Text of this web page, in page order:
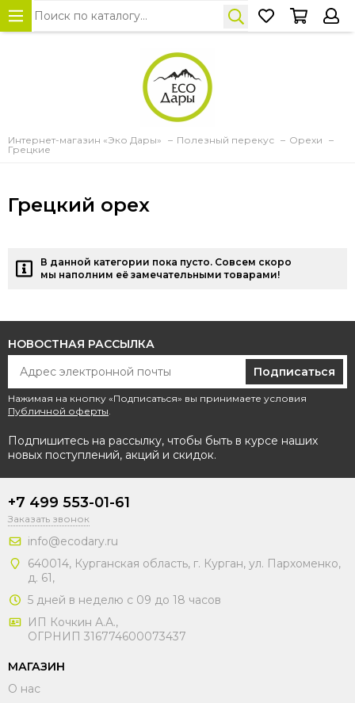
Интернет-магазин «Эко Дары» Полезный перекус
Орехи
Грецкие
Грецкий орех
В данной категории пока пусто. Совсем скоро
мы наполним её замечательными товарами!
НОВОСТНАЯ РАССЫЛКА
Подписаться
Нажимая на кнопку «Подписаться» вы принимаете условия
Публичной оферты.
Подпишитесь на рассылку, чтобы быть в курсе наших
новых поступлений, акций и скидок.
+7 499 553-01-61
Заказать звонок
info@ecodary.ru
640014, Курганская область, г. Курган, ул. Пархоменко,
д. 61,
5 дней в неделю с 09 до 18 часов
ИП Кочкин А.А.,
ОГРНИП 316774600073437
МАГАЗИН
О нас